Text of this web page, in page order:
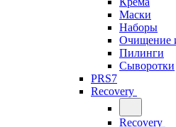
Маски
Наборы
Очищение
Пилинги
Сыворотки
PRS7
Recovery
Recovery